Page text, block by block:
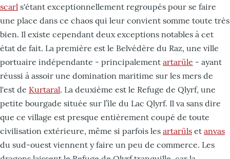
scarl s'étant exceptionnellement regroupés pour se faire
une place dans ce chaos qui leur convient somme toute très
bien. Il existe cependant deux exceptions notables à cet
état de fait. La première est le Belvédère du Raz, une ville
portuaire indépendante - principalement artarüle - ayant
réussi à assoir une domination maritime sur les mers de
l'est de Kurtaral. La deuxième est le Refuge de Qlyrf, une
petite bourgade située sur l’île du Lac Qlyrf. Il va sans dire
que ce village est presque entièrement coupé de toute
civilisation extérieure, même si parfois les artarüls et anvas
du sud-ouest viennent y faire un peu de commerce. Les